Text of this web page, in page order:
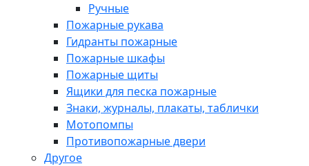
Ручные
Пожарные рукава
Гидранты пожарные
Пожарные шкафы
Пожарные щиты
Ящики для песка пожарные
Знаки, журналы, плакаты, таблички
Мотопомпы
Противопожарные двери
Другое